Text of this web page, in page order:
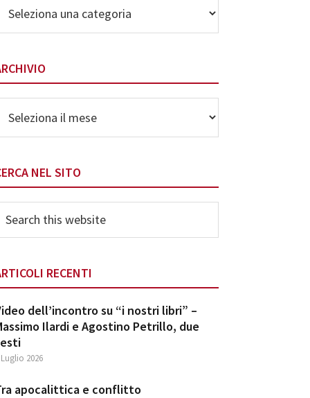
delle
NEL SITO
this
RECENTI
dell’incontro su “i nostri libri” –
Ilardi e Agostino Petrillo, due
2026
apocalittica e conflitto